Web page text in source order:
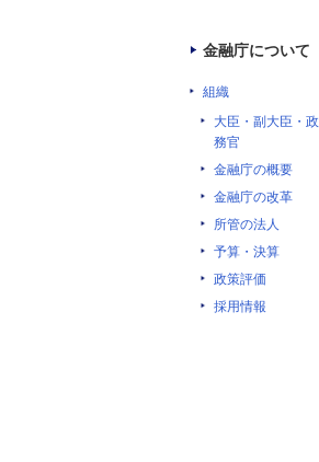
金融庁について
組織
大臣・副大臣・政
務官
金融庁の概要
金融庁の改革
所管の法人
予算・決算
政策評価
採用情報